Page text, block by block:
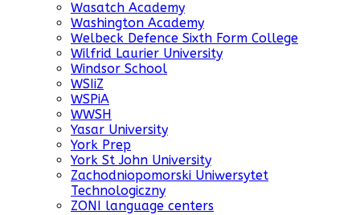
Wasatch Academy
Washington Academy
Welbeck Defence Sixth Form College
Wilfrid Laurier University
Windsor School
WSIiZ
WSPiA
WWSH
Yasar University
York Prep
York St John University
Zachodniopomorski Uniwersytet
Technologiczny
ZONI language centers